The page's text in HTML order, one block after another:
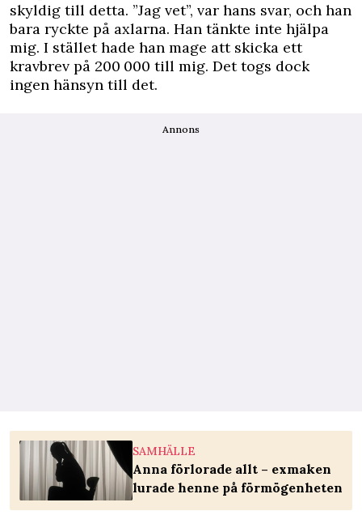
skyldig till detta. ”Jag vet”, var hans svar, och han
bara ryckte på axlarna. Han tänkte inte hjälpa
mig. I stället hade han mage att skicka ett
kravbrev på 200 000 till mig. Det togs dock
ingen hänsyn till det.
Annons
SAMHÄLLE
Anna förlorade allt – exmaken
lurade henne på förmögenheten